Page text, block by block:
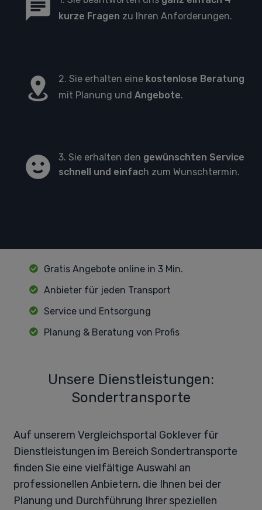
kurze Fragen zu Ihren Anforderungen.
2. Sie erhalten eine kostenlose Beratung
mit Planung und Angebote.
3. Sie erhalten den gewünschten Service
schnell und einfach zum Wunschtermin.
Gratis Angebote online in 3 Min.
Anbieter für jeden Transport
Service und Entsorgung
Planung & Beratung von Profis
Unsere Dienstleistungen:
Sondertransporte
Auf unserem Vergleichsportal Goklever für
Dienstleistungen im Bereich Sondertransporte
finden Sie eine vielfältige Auswahl an
professionellen Anbietern, die Ihnen bei der
Planung und Durchführung Ihrer speziellen